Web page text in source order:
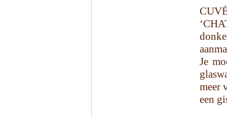
Je
meer
een